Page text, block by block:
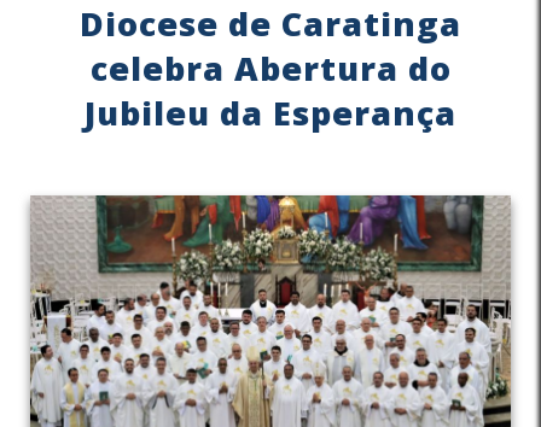
Diocese de Caratinga
celebra Abertura do
Jubileu da Esperança